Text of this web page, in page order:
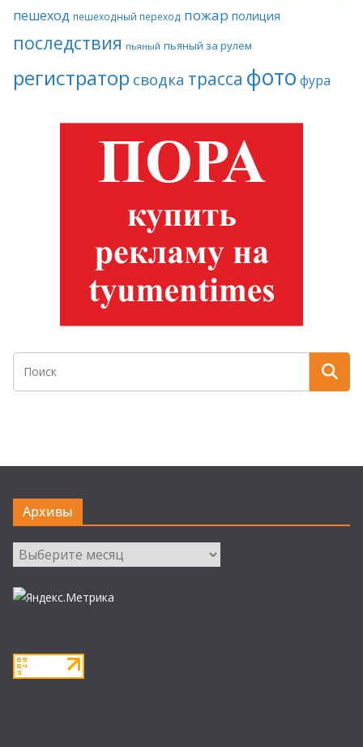
пешеход пешеходный переход пожар полиция
последствия пьяный пьяный за рулем
регистратор сводка трасса фото фура
Архивы
Архивы